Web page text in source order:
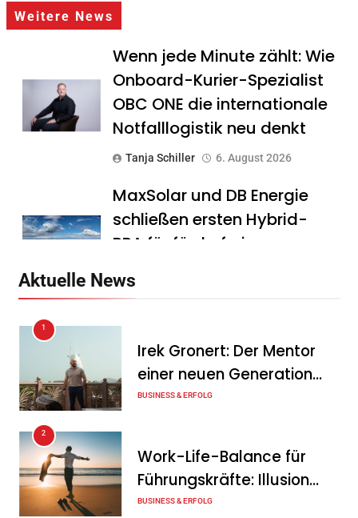
Weitere News
Wenn jede Minute zählt: Wie
Onboard-Kurier-Spezialist
OBC ONE die internationale
Notfalllogistik neu denkt
Tanja Schiller 6. August 2026
MaxSolar und DB Energie
schließen ersten Hybrid-
PPA für förderfreie
Tanja Schiller
Geschäftsverlauf im
zweiten Quartal
Intersolar-Trend 2026:
Warum Batteriespeicher
zum wichtigsten Baustein
Aktuelle News
1
Irek Gronert: Der Mentor
einer neuen Generation
von Unternehmern
BUSINESS & ERFOLG
2
Work-Life-Balance für
Führungskräfte: Illusion
oder echte Chance?
BUSINESS & ERFOLG